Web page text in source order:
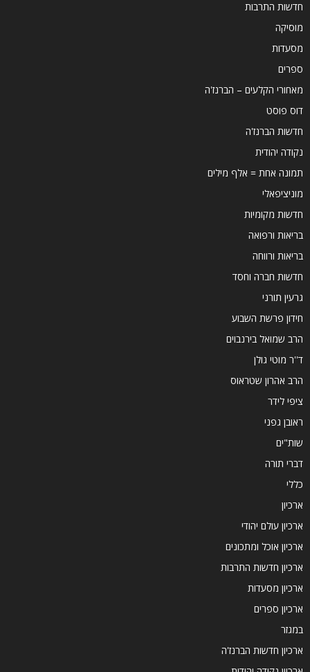
חדשות התרבות
מוסיקה
מסעדות
ספרים
מאחורי הקלעים – הברנז'ה
דוס פוסט
חדשות הברנז'ה
נקודה יהודית
תמונה אחת = אלף מילים
מוניציפאלי
חדשות מקומיות
בריאות ורפואה
בריאות ורווחה
חדשות חברה וחסד
גרעין תורני
חידון פרשת השבוע
הרב שמואל בירנבוים
ד''ר מוטי גולן
הרב אהרון שטראוס
ציפי לידר
ראובן גפני
שות"ים
דברי תורה
כללי
ארכיון
ארכיון עולם יהודי
ארכיון אוכל ומתכונים
ארכיון חדשות התרבות
ארכיון מסעדות
ארכיון ספרים
במגזר
ארכיון חדשות הברנז'ה